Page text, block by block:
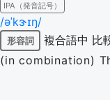
IPA（発音記号）
/əˈkɝɪŋ/
形容詞 複合語中 比
(in combination)